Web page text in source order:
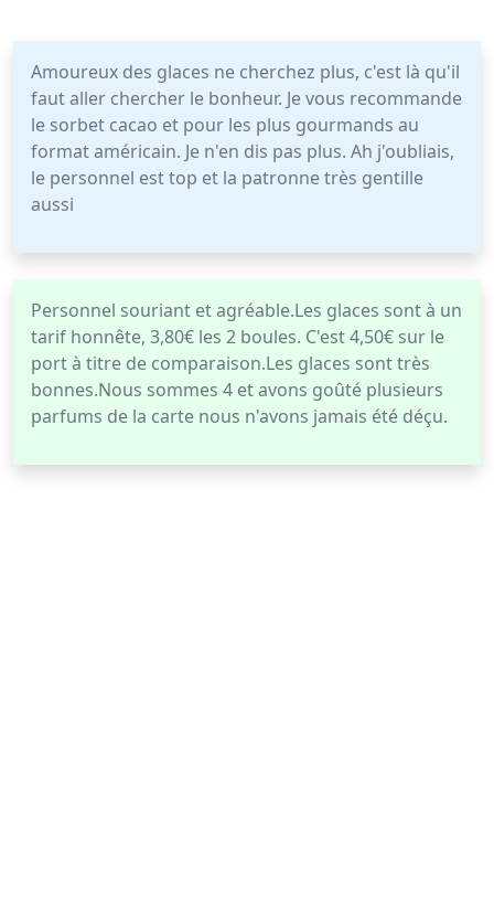
Amoureux des glaces ne cherchez plus, c'est là qu'il
faut aller chercher le bonheur. Je vous recommande
le sorbet cacao et pour les plus gourmands au
format américain. Je n'en dis pas plus. Ah j'oubliais,
le personnel est top et la patronne très gentille
aussi
Personnel souriant et agréable.Les glaces sont à un
tarif honnête, 3,80€ les 2 boules. C'est 4,50€ sur le
port à titre de comparaison.Les glaces sont très
bonnes.Nous sommes 4 et avons goûté plusieurs
parfums de la carte nous n'avons jamais été déçu.